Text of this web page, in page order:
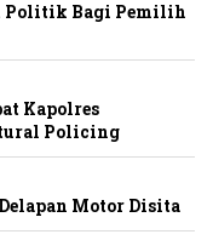
Politik Bagi Pemilih
Kapolres
Policing
Motor Disita